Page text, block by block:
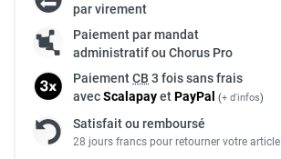
par virement
Paiement par mandat
administratif ou Chorus Pro
PaiementCB 3 fois sans frais
avecScalapayetPayPal (+ d'infos)
Satisfait ou remboursé
28 jours francs pour retourner votre article